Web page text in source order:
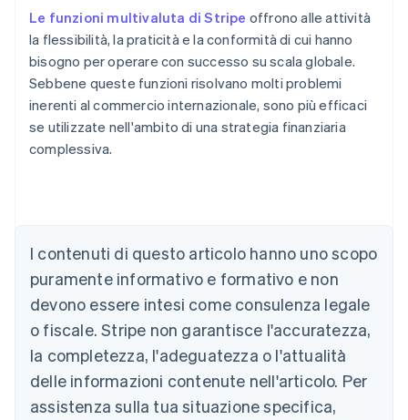
Le funzioni multivaluta di Stripe offrono alle attività
la flessibilità, la praticità e la conformità di cui hanno
bisogno per operare con successo su scala globale.
Sebbene queste funzioni risolvano molti problemi
inerenti al commercio internazionale, sono più efficaci
se utilizzate nell'ambito di una strategia finanziaria
complessiva.
I contenuti di questo articolo hanno uno scopo
puramente informativo e formativo e non
devono essere intesi come consulenza legale
o fiscale. Stripe non garantisce l'accuratezza,
la completezza, l'adeguatezza o l'attualità
delle informazioni contenute nell'articolo. Per
assistenza sulla tua situazione specifica,
NederlandsFrançaisDeutschEnglish
Brasile
Bulgaria
English
Canada
English Français
Cina continentale
简体中文English